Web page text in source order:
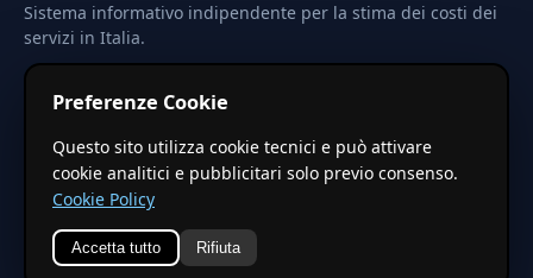
Sistema informativo indipendente per la stima dei costi dei
servizi in Italia.
Le stime pubblicate sono calcolate tramite coefficienti
territoriali regionali applicati a valori base nazionali. Non
costituiscono preventivo ufficiale.
© 2026 Aequilibrium — Un progetto di vxd.mobi
Preferenze Cookie
Questo sito utilizza cookie tecnici e può attivare
cookie analitici e pubblicitari solo previo consenso.
Cookie Policy
Accetta tutto Rifiuta